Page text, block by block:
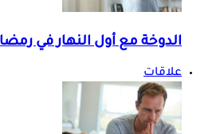
الدوخة مع أول النهار في
علاقات